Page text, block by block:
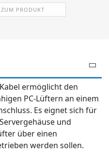
ZUM PRODUKT
ermöglicht den
PC-Lüftern an einem
Es eignet sich für
und
über einen
werden sollen.